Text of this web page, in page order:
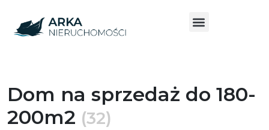
Dom na sprzedaż do 180-
200m2 (32)